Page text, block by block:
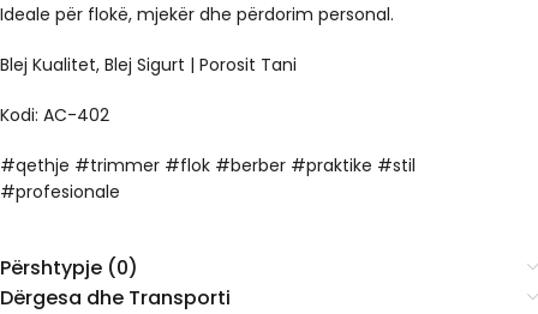
Ideale për flokë, mjekër dhe përdorim personal.
Blej Kualitet, Blej Sigurt | Porosit Tani
Kodi: AC-402
#qethje #trimmer #flok #berber #praktike #stil
#profesionale
Përshtypje (0)
Dërgesa dhe Transporti